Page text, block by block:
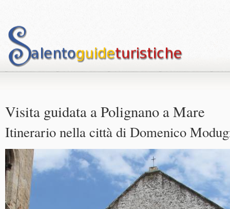
Visita guidata a Polignano a Mare
Itinerario nella città di Domenico